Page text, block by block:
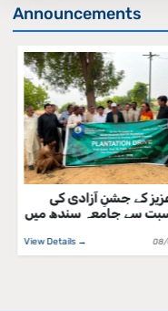
Announcements
جي جشن آزادي واري
جي مناسبت سان سنڌ